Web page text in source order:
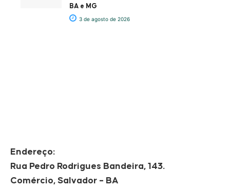
BA e MG
3 de agosto de 2026
Endereço:
Rua Pedro Rodrigues Bandeira, 143.
Comércio, Salvador – BA